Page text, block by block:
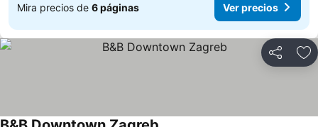
Mira precios de 6 páginas Ver precios
Compartir